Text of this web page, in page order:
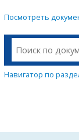
Посмотреть
Навигатор по